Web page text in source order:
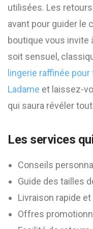
utilisées. Les
avant pour guider le
boutique vous invite
soit sensuel,
lingerie raffinée
Ladame et laissez-
qui saura révéler
Les services
Conseils
Guide des tailles
Livraison rapide
Offres